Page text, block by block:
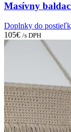
Masívny
Doplnky do
105€ /s DPH